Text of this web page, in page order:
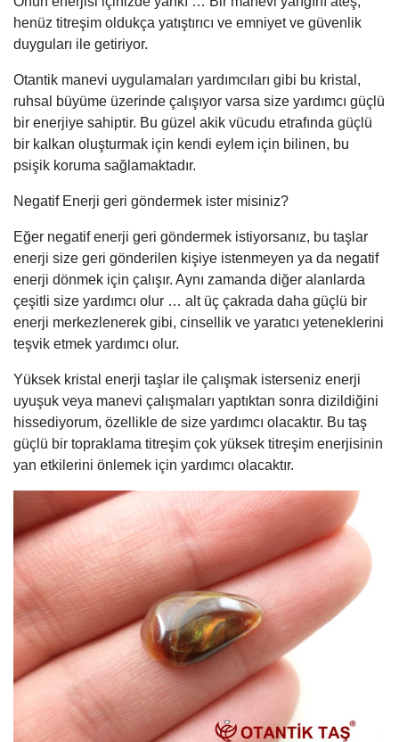
henüz titreşim oldukça yatıştırıcı ve emniyet ve güvenlik
duyguları ile getiriyor.
Otantik manevi uygulamaları yardımcıları gibi bu kristal,
ruhsal büyüme üzerinde çalışıyor varsa size yardımcı güçlü
bir enerjiye sahiptir. Bu güzel akik vücudu etrafında güçlü
bir kalkan oluşturmak için kendi eylem için bilinen, bu
psişik koruma sağlamaktadır.
Negatif Enerji geri göndermek ister misiniz?
Eğer negatif enerji geri göndermek istiyorsanız, bu taşlar
enerji size geri gönderilen kişiye istenmeyen ya da negatif
enerji dönmek için çalışır. Aynı zamanda diğer alanlarda
çeşitli size yardımcı olur … alt üç çakrada daha güçlü bir
enerji merkezlenerek gibi, cinsellik ve yaratıcı yeteneklerini
teşvik etmek yardımcı olur.
Yüksek kristal enerji taşlar ile çalışmak isterseniz enerji
uyuşuk veya manevi çalışmaları yaptıktan sonra dizildiğini
hissediyorum, özellikle de size yardımcı olacaktır. Bu taş
güçlü bir topraklama titreşim çok yüksek titreşim enerjisinin
yan etkilerini önlemek için yardımcı olacaktır.